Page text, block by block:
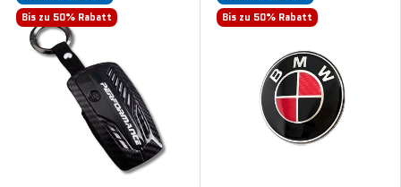
Bis zu 50% Rabatt
Bis zu 50% Rabatt